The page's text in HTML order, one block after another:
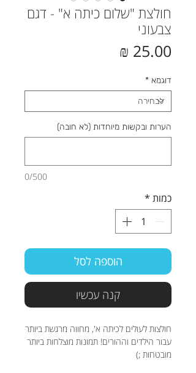
חולצת "שלום כיתה א" - דגם
צבעוני
דוגמא *
הערות ובקשות מיוחדות (לא חובה)
0/500
כמות *
הוספה לסל
קנה עכשיו
חולצות לעולים לכיתה א', מחווה מרגשת ביותר
עבור הילדים וההורים! תמונות מוצלחות ביותר
מובטחות ;)